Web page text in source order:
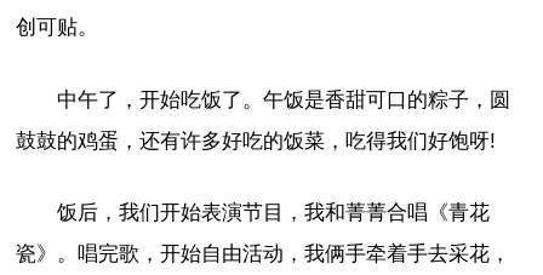
创可贴。
中午了，开始吃饭了。午饭是香甜可口的粽子，圆
鼓鼓的鸡蛋，还有许多好吃的饭菜，吃得我们好饱呀!
饭后，我们开始表演节目，我和菁菁合唱《青花
瓷》。唱完歌，开始自由活动，我俩手牵着手去采花，